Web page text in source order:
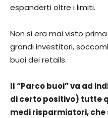
espanderti oltre i limiti.
Non si era mai visto
grandi investitori,
buoi dei retails.
Il “Parco buoi” va ad
di certo positivo) tutte
medi risparmiatori, che